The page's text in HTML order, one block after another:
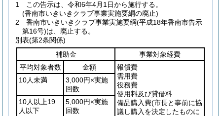
1
この告示は、令和6年4月1日から施行する。
(香南市いきいきクラブ事業実施要綱の廃止)
2
香南市いきいきクラブ事業実施要綱(平成18年香南市告示
第16号)は、廃止する。
別表(第2条関係)
補助金
事業対象経費
平均対象者数
金額
報償費
需用費
役務費
使用料及び貸借料
備品購入費(市長と事前に協
議し購入を決定したものに
10人未満
3,000円×実施
回数
10人以上19
人以下
5,000円×実施
回数